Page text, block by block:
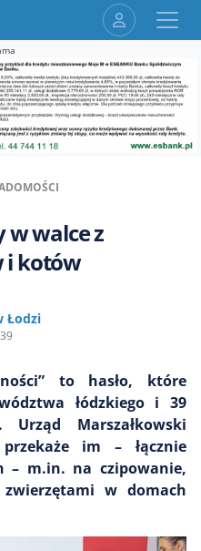
w walce z
i kotów
Łodzi
to hasło, które
łódzkiego i 39
Marszałkowski
im – łącznie
– m.in. na czipowanie,
w domach